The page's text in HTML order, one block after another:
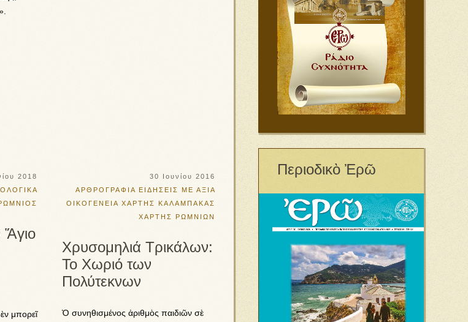
2018
Ἅγιο
μπορεῖ
30 Ιουνίου 2016
ΑΡΘΡΟΓΡΑΦΙΑ ΕΙΔΗΣΕΙΣ ΜΕ ΑΞΙΑ
ΟΙΚΟΓΕΝΕΙΑ ΧΑΡΤΗΣ ΚΑΛΑΜΠΑΚΑΣ
ΧΑΡΤΗΣ ΡΩΜΝΙΩΝ
Χρυσομηλιά Τρικάλων:
Το Χωριό των
Πολύτεκνων
Ὁ συνηθισμένος ἀριθμὸς παιδιῶν σὲ
Περιοδικὸ Ἐρῶ